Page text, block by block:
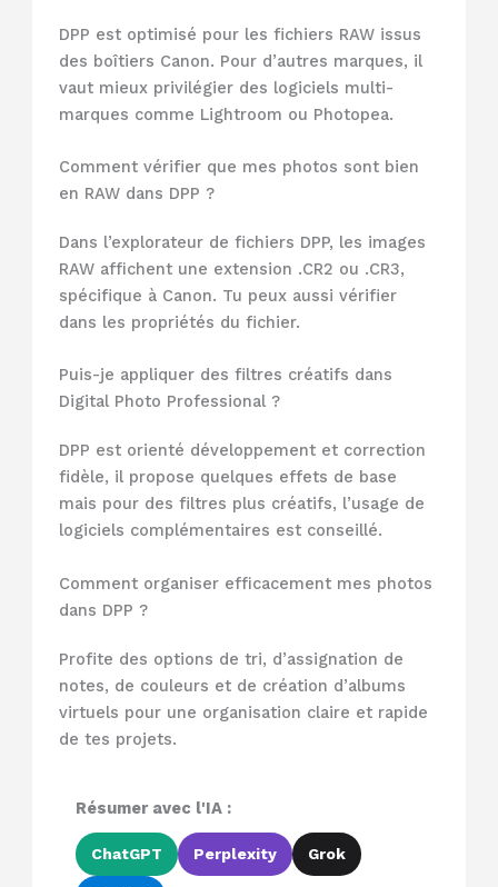
DPP est optimisé pour les fichiers RAW issus
des boîtiers Canon. Pour d’autres marques, il
vaut mieux privilégier des logiciels multi-
marques comme Lightroom ou Photopea.
Comment vérifier que mes photos sont bien
en RAW dans DPP ?
Dans l’explorateur de fichiers DPP, les images
RAW affichent une extension .CR2 ou .CR3,
spécifique à Canon. Tu peux aussi vérifier
dans les propriétés du fichier.
Puis-je appliquer des filtres créatifs dans
Digital Photo Professional ?
DPP est orienté développement et correction
fidèle, il propose quelques effets de base
mais pour des filtres plus créatifs, l’usage de
logiciels complémentaires est conseillé.
Comment organiser efficacement mes photos
dans DPP ?
Profite des options de tri, d’assignation de
notes, de couleurs et de création d’albums
virtuels pour une organisation claire et rapide
de tes projets.
Résumer avec l'IA :
ChatGPT Perplexity Grok